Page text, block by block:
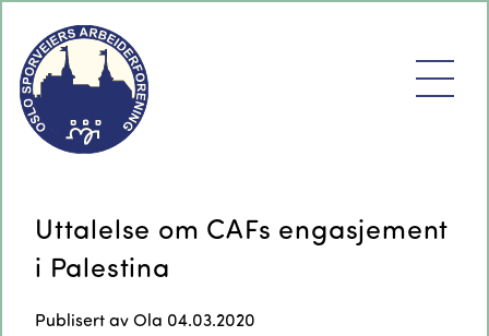
Uttalelse om CAFs engasjement
i Palestina
Publisert avOla 04.03.2020